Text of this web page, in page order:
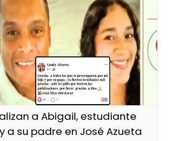
a Abigail, estudiante
y a su padre en José Azueta